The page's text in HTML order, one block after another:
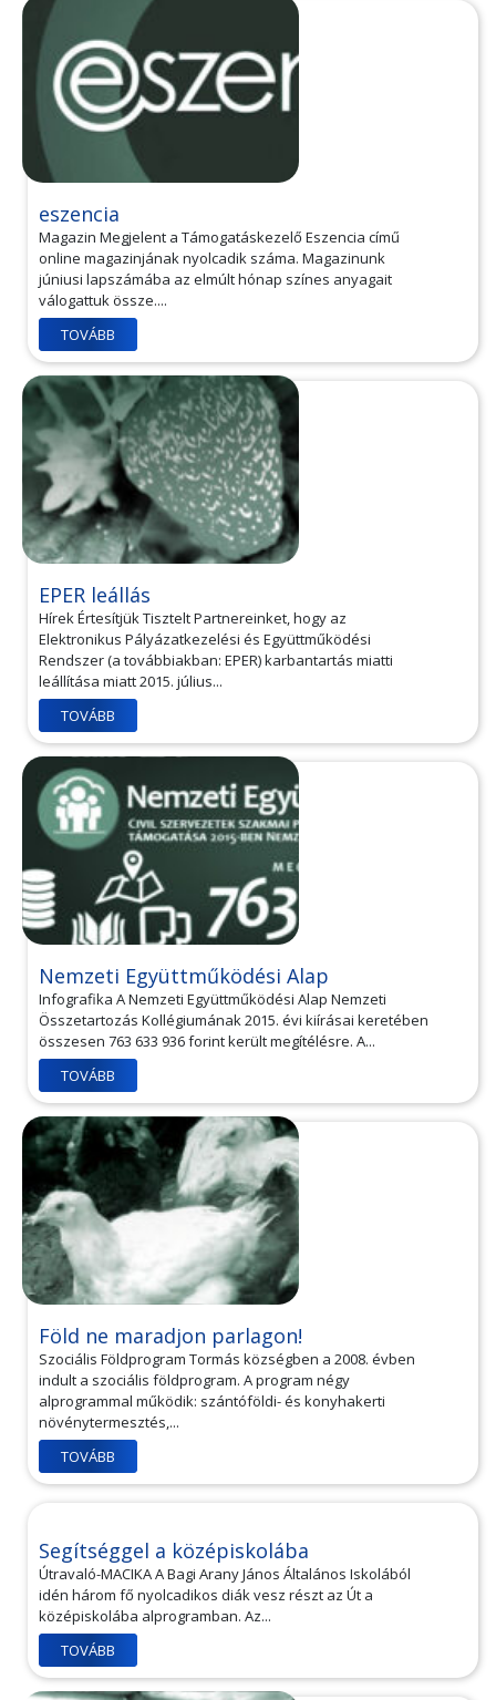
eszencia
Magazin Megjelent a Támogatáskezelő Eszencia című
online magazinjának nyolcadik száma. Magazinunk
júniusi lapszámába az elmúlt hónap színes anyagait
válogattuk össze....
TOVÁBB
EPER leállás
Hírek Értesítjük Tisztelt Partnereinket, hogy az
Elektronikus Pályázatkezelési és Együttműködési
Rendszer (a továbbiakban: EPER) karbantartás miatti
leállítása miatt 2015. július...
TOVÁBB
Nemzeti Együttműködési Alap
Infografika A Nemzeti Együttműködési Alap Nemzeti
Összetartozás Kollégiumának 2015. évi kiírásai keretében
összesen 763 633 936 forint került megítélésre. A...
TOVÁBB
Föld ne maradjon parlagon!
Szociális Földprogram Tormás községben a 2008. évben
indult a szociális földprogram. A program négy
alprogrammal működik: szántóföldi- és konyhakerti
növénytermesztés,...
TOVÁBB
Segítséggel a középiskolába
Útravaló-MACIKA A Bagi Arany János Általános Iskolából
idén három fő nyolcadikos diák vesz részt az Út a
középiskolába alprogramban. Az...
TOVÁBB